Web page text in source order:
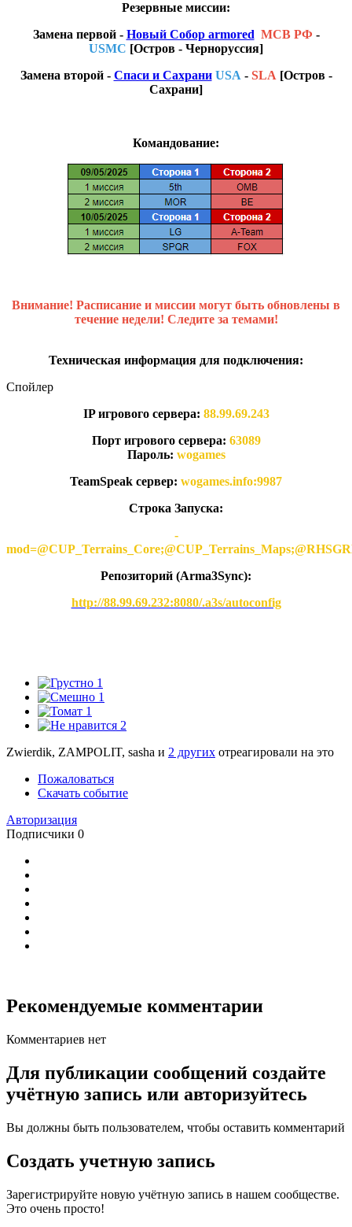
Резервные миссии:
Замена первой - Новый Собор armored МСВ РФ -
USMC [Остров - Черноруссия]
Замена второй - Спаси и Сахрани USA - SLA [Остров -
Сахрани]
Командование:
Внимание! Расписание и миссии могут быть обновлены в
течение недели! Следите за темами!
Техническая информация для подключения:
Спойлер
IP игрового сервера: 88.99.69.243
Порт игрового сервера: 63089
Пароль: wogames
TeamSpeak сервер: wogames.info:9987
Строка Запуска:
-
Репозиторий (Arma3Synс):
http://88.99.69.232:8080/.a3s/autoconfig
1
1
1
2
Zwierdik, ZAMPOLIT, sasha и 2 других отреагировали на это
Пожаловаться
Скачать событие
Авторизация
Подписчики 0
Рекомендуемые комментарии
Комментариев нет
Для публикации сообщений создайте
учётную запись или авторизуйтесь
Вы должны быть пользователем, чтобы оставить комментарий
Создать учетную запись
Зарегистрируйте новую учётную запись в нашем сообществе.
Это очень просто!